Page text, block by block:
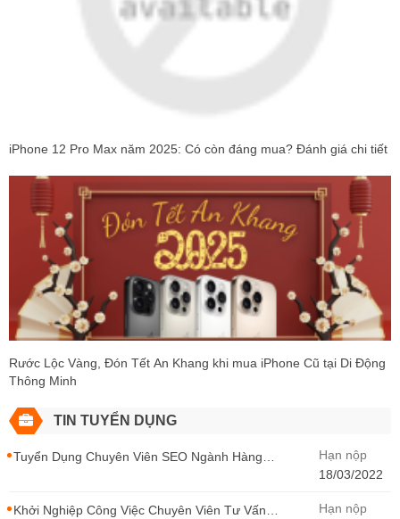
iPhone 12 Pro Max năm 2025: Có còn đáng mua? Đánh giá chi tiết
Rước Lộc Vàng, Đón Tết An Khang khi mua iPhone Cũ tại Di Động
Thông Minh
TIN TUYỂN DỤNG
Tuyển Dụng Chuyên Viên SEO Ngành Hàng
Hạn nộp
18/03/2022
Khởi Nghiệp Công Việc Chuyên Viên Tư Vấn
Hạn nộp